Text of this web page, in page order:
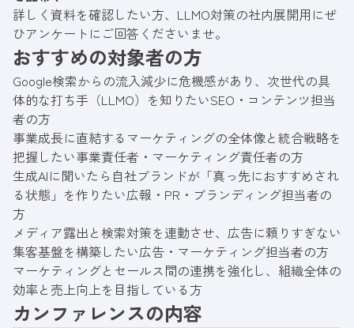
詳しく資料を確認したい方、LLMO対策の社内展開用にぜ
ひアンケートにご回答くださいませ。
おすすめの対象者の方
Google検索からの流入減少に危機感があり、次世代の具
体的な打ち手（LLMO）を知りたいSEO・コンテンツ担当
者の方
事業成長に直結するマーケティングの全体像と統合戦略を
把握したい事業責任者・マーケティング責任者の方
生成AIに聞いたら自社ブランドが「真っ先におすすめされ
る状態」を作りたい広報・PR・ブランディング担当者の
方
メディア露出と検索対策を連動させ、広告に頼りすぎない
集客基盤を構築したい広告・マーケティング担当者の方
マーケティングとセールス間の連携を強化し、組織全体の
効率と売上向上を目指している方
カンファレンスの内容